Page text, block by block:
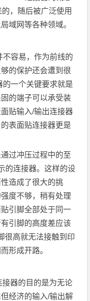
，随后被广泛使用
域网等各种领域。
容易，作为前线的
的保护还会遭到很
一个关键要求就是
的端子可以承受装
贴输入/输出连接器
表面贴连接器更是
过冲压过程中的至
的连接器。这样的设
造成了很大的挑
度不够，稍有处理
引脚全部处于同一
引脚的高度差应该
很高就无法接触到印
形成开路。
器的目的是为无论
经济的输入/输出解